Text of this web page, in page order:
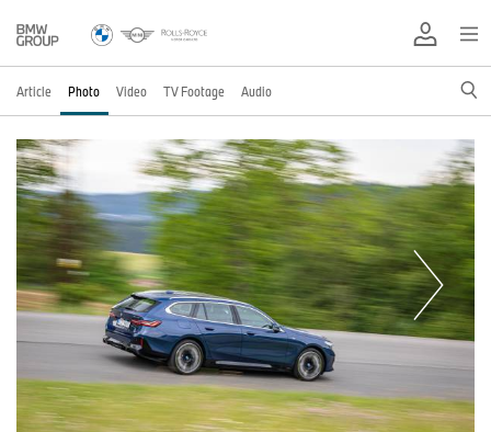
Article Photo Video TV Footage Audio